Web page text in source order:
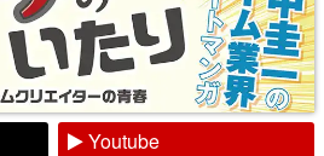
Youtube